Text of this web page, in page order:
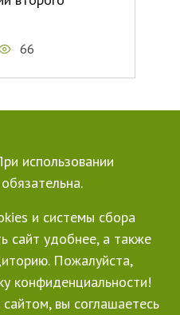
66
использовании
и системы сбора
сайт удобнее, а также
Пожалуйста,
конфиденциальности!
вы соглашаетесь